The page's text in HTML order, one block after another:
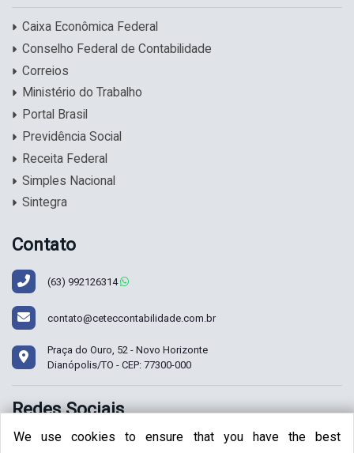
Caixa Econômica Federal
Conselho Federal de Contabilidade
Correios
Ministério do Trabalho
Portal Brasil
Previdência Social
Receita Federal
Simples Nacional
Sintegra
Contato
(63) 992126314
contato@ceteccontabilidade.com.br
Praça do Ouro, 52 - Novo Horizonte
Dianópolis/TO - CEP: 77300-000
Redes Sociais
We use cookies to ensure that you have the best